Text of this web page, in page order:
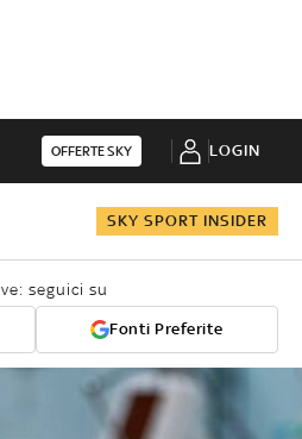
OFFERTE SKY LOGIN
SKY SPORT INSIDER
seguici su
Fonti Preferite